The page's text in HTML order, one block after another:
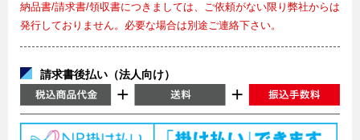
納品書/請求書/領収書につきましては、ご依頼がない限り弊社からは
発行しておりません。必要な場合は別途ご連絡下さい。
請求書後払い（法人向け）